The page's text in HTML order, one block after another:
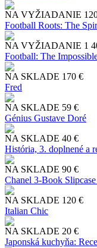
NA VYŽIADANIE
Football Roots: The
NA VYŽIADANIE 1
Football: The
NA SKLADE 170 €
Fred
NA SKLADE 59 €
Génius Gustave Doré
NA SKLADE 40 €
História, 3. doplnené a
NA SKLADE 90 €
Chanel 3-Book
NA SKLADE 120 €
Italian Chic
NA SKLADE 20 €
Japonská kuchyňa: